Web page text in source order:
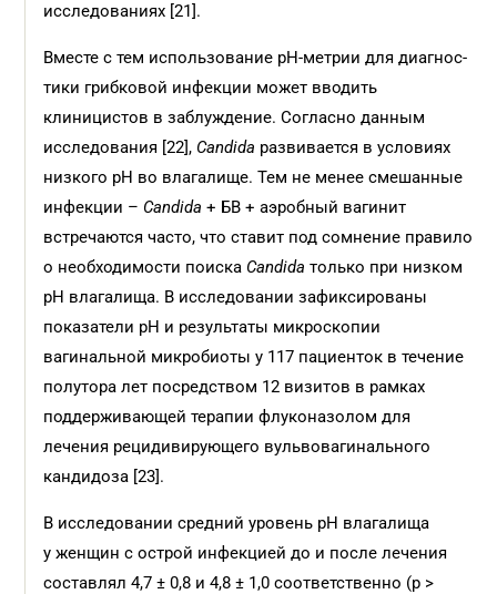
исследованиях [21].
Вместе с тем использование pH-метрии для диагнос­
тики грибковой инфекции может вводить
клиницистов в заблуждение. Согласно данным
исследования [22], Candida развивается в условиях
низкого pH во влагалище. Тем не менее смешанные
инфекции – Candida + БВ + аэробный вагинит
встречаются часто, что ставит под сомнение правило
о необходимости поиска Candida только при низком
pH влагалища. В исследовании зафиксированы
показатели pH и результаты микроскопии
вагинальной микробиоты у 117 пациенток в течение
полутора лет посредст­вом 12 визитов в рамках
поддерживающей терапии флуко­назолом для
лечения рецидивирующего вульвовагинального
кандидоза [23].
В исследовании средний уровень pH влагалища
у женщин с острой инфекцией до и после лечения
составлял 4,7 ± 0,8 и 4,8 ± 1,0 соответственно (p >